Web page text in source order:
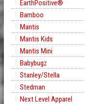
EarthPositive®
Bamboo
Mantis
Mantis Kids
Mantis Mini
Babybugz
Stanley/Stella
Stedman
Next Level Apparel